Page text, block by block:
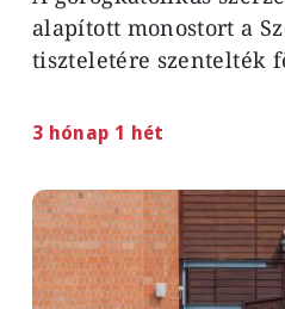
alapított monostort a
tiszteletére szentelték
3 hónap 1 hét
Image